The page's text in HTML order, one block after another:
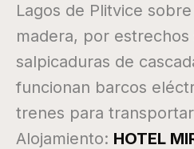
Lagos de Plitvice
madera, por
salpicaduras de
funcionan barcos
trenes para
Alojamiento: HOTEL